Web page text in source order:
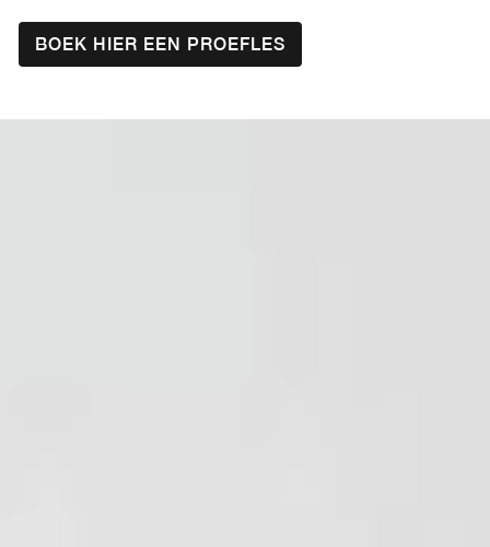
BOEK HIER EEN PROEFLES